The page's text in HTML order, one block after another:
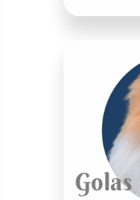
Golas